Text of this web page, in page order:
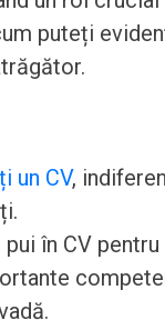
puteți
un CV,
în CV